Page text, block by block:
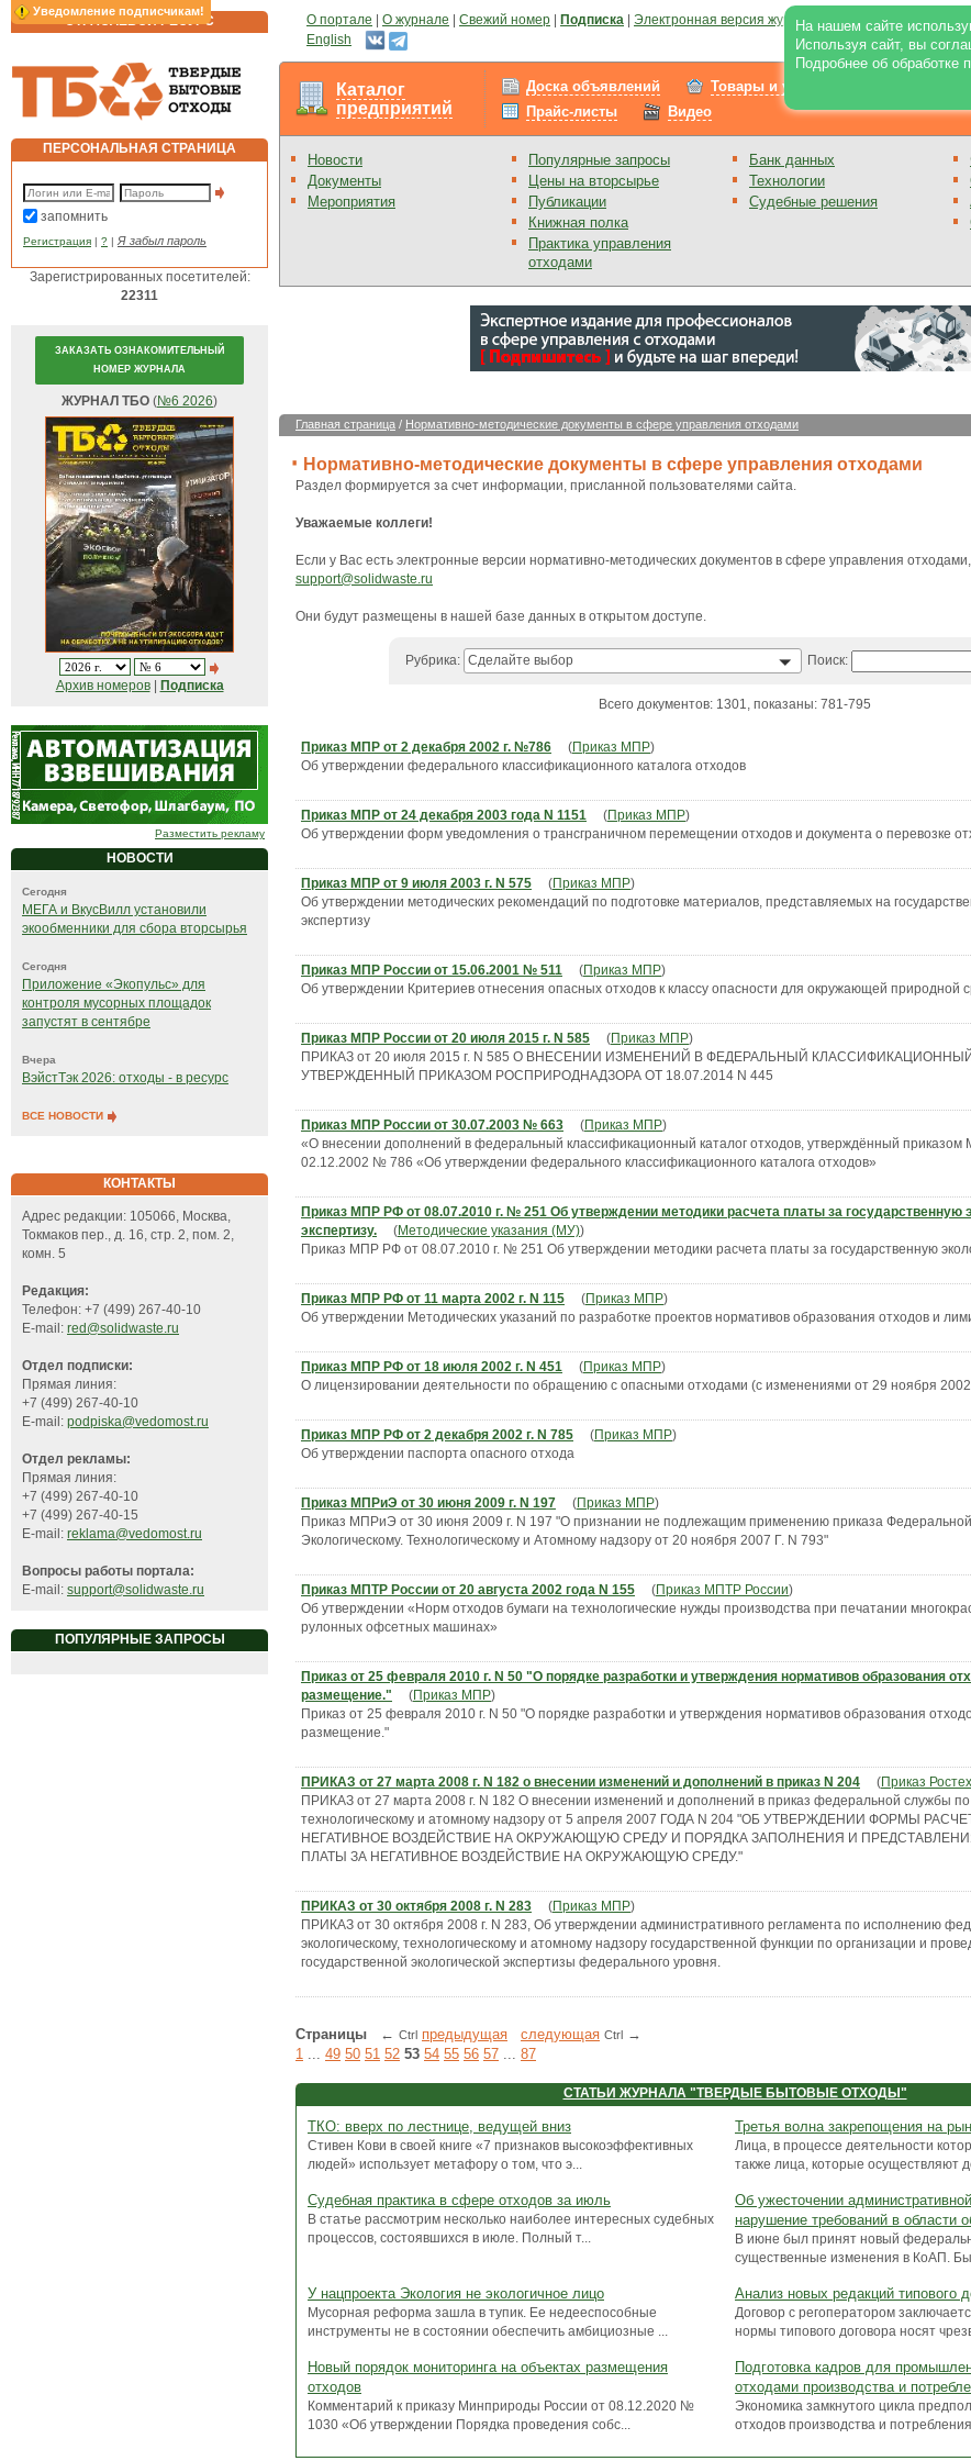
Уведомление подписчикам!
На нашем сайте
Используя сайт, вы
Подробнее об обработке
ОТРАСЛЕВОЙ РЕСУРС О портале О журнале Свежий номер Подписка Электронная версия журнала |Отзывы|Реклама на
English
ПЕРСОНАЛЬНАЯ СТРАНИЦА
запомнить
Регистрация | ? | Я забыл пароль
Зарегистрированных посетителей:
22311
ЗАКАЗАТЬ ОЗНАКОМИТЕЛЬНЫЙ
НОМЕР ЖУРНАЛА
ЖУРНАЛ ТБО (№6 2026)
Архив номеров| Подписка
Разместить рекламу
НОВОСТИ
Сегодня
МЕГА и ВкусВилл установили
экообменники для сбора вторсырья
Сегодня
Приложение «Экопульс» для
контроля мусорных площадок
запустят в сентябре
Вчера
ВэйстТэк 2026: отходы - в ресурс
ВСЕ НОВОСТИ
КОНТАКТЫ
Адрес редакции: 105066, Москва,
Токмаков пер., д. 16, стр. 2, пом. 2,
комн. 5
Редакция:
Телефон: +7 (499) 267-40-10
E-mail: red@solidwaste.ru
Отдел подписки:
Прямая линия:
+7 (499) 267-40-10
E-mail: podpiska@vedomost.ru
Отдел рекламы:
Прямая линия:
+7 (499) 267-40-10
+7 (499) 267-40-15
E-mail: reklama@vedomost.ru
Вопросы работы портала:
E-mail: support@solidwaste.ru
ПОПУЛЯРНЫЕ ЗАПРОСЫ
Каталог
предприятий
Доска объявлений Товары и услуги
Прайс-листы
Видео
Новости
Документы
Мероприятия
Популярные запросы
Цены на вторсырье
Публикации
Книжная полка
Практика управления
отходами
Банк данных
Технологии
Судебные решения
Главная страница / Нормативно-методические документы в сфере управления отходами
Нормативно-методические документы в сфере управления отходами
Раздел формируется за счет информации, присланной пользователями сайта.
Уважаемые коллеги!
Если у Вас есть электронные версии нормативно-методических документов в сфере управления
support@solidwaste.ru
Они будут размещены в нашей базе данных в открытом доступе.
Рубрика: Сделайте выбор Поиск:
Всего документов: 1301, показаны: 781-795
Приказ МПР от 2 декабря 2002 г. №786 (Приказ МПР)
Об утверждении федерального классификационного каталога отходов
Приказ МПР от 24 декабря 2003 года N 1151 (Приказ МПР)
Об утверждении форм уведомления о трансграничном перемещении отходов и документа о перевозке
Приказ МПР от 9 июля 2003 г. N 575 (Приказ МПР)
Об утверждении методических рекомендаций по подготовке материалов, представляемых на
экспертизу
Приказ МПР России от 15.06.2001 № 511 (Приказ МПР)
Об утверждении Критериев отнесения опасных отходов к классу опасности для окружающей природной
Приказ МПР России от 20 июля 2015 г. N 585 (Приказ МПР)
ПРИКАЗ от 20 июля 2015 г. N 585 О ВНЕСЕНИИ ИЗМЕНЕНИЙ В ФЕДЕРАЛЬНЫЙ
УТВЕРЖДЕННЫЙ ПРИКАЗОМ РОСПРИРОДНАДЗОРА ОТ 18.07.2014 N 445
Приказ МПР России от 30.07.2003 № 663 (Приказ МПР)
«О внесении дополнений в федеральный классификационный каталог отходов, утверждённый приказом
02.12.2002 № 786 «Об утверждении федерального классификационного каталога отходов»
Приказ МПР РФ от 08.07.2010 г. № 251 Об утверждении методики расчета платы за государственную
экспертизу. (Методические указания (МУ))
Приказ МПР РФ от 08.07.2010 г. № 251 Об утверждении методики расчета платы за государственную
Приказ МПР РФ от 11 марта 2002 г. N 115 (Приказ МПР)
Об утверждении Методических указаний по разработке проектов нормативов образования отходов и
Приказ МПР РФ от 18 июля 2002 г. N 451 (Приказ МПР)
О лицензировании деятельности по обращению с опасными отходами (с изменениями от 29 ноября 2002
Приказ МПР РФ от 2 декабря 2002 г. N 785 (Приказ МПР)
Об утверждении паспорта опасного отхода
Приказ МПРиЭ от 30 июня 2009 г. N 197 (Приказ МПР)
Приказ МПРиЭ от 30 июня 2009 г. N 197 "О признании не подлежащим применению приказа
Экологическому. Технологическому и Атомному надзору от 20 ноября 2007 Г. N 793"
Приказ МПТР России от 20 августа 2002 года N 155 (Приказ МПТР России)
Об утверждении «Норм отходов бумаги на технологические нужды производства при печатании
рулонных офсетных машинах»
Приказ от 25 февраля 2010 г. N 50 "О порядке разработки и утверждения нормативов образования
размещение." (Приказ МПР)
Приказ от 25 февраля 2010 г. N 50 "О порядке разработки и утверждения нормативов образования
размещение."
ПРИКАЗ от 27 марта 2008 г. N 182 о внесении изменений и дополнений в приказ N 204 (Приказ
ПРИКАЗ от 27 марта 2008 г. N 182 О внесении изменений и дополнений в приказ федеральной службы по
технологическому и атомному надзору от 5 апреля 2007 ГОДА N 204 "ОБ УТВЕРЖДЕНИИ ФОРМЫ
НЕГАТИВНОЕ ВОЗДЕЙСТВИЕ НА ОКРУЖАЮЩУЮ СРЕДУ И ПОРЯДКА ЗАПОЛНЕНИЯ И
ПЛАТЫ ЗА НЕГАТИВНОЕ ВОЗДЕЙСТВИЕ НА ОКРУЖАЮЩУЮ СРЕДУ."
ПРИКАЗ от 30 октября 2008 г. N 283 (Приказ МПР)
ПРИКАЗ от 30 октября 2008 г. N 283, Об утверждении административного регламента по исполнению
экологическому, технологическому и атомному надзору государственной функции по организации и
государственной экологической экспертизы федерального уровня.
Страницы ← Ctrl предыдущая cледующая Ctrl
→
1 ... 49 50 51 52 53 54 55 56 57 ... 87
СТАТЬИ ЖУРНАЛА "ТВЕРДЫЕ БЫТОВЫЕ ОТХОДЫ"
ТКО: вверх по лестнице, ведущей вниз
Стивен Кови в своей книге «7 признаков высокоэффективных
людей» использует метафору о том, что э...
Третья волна закрепощения на
Лица, в процессе деятельности
также лица, которые осуществляют
Судебная практика в сфере отходов за июль
В статье рассмотрим несколько наиболее интересных судебных
процессов, состоявшихся в июле. Полный т...
Об ужесточении
нарушение требований в области
В июне был принят новый
существенные изменения в КоАП.
У нацпроекта Экология не экологичное лицо
Мусорная реформа зашла в тупик. Ее недееспособные
инструменты не в состоянии обеспечить амбициозные ...
Анализ новых редакций типового
Договор с регоператором
нормы типового договора носят
Новый порядок мониторинга на объектах размещения
отходов
Комментарий к приказу Минприроды России от 08.12.2020 №
1030 «Об утверждении Порядка проведения собс...
Подготовка кадров для
отходами производства и
Экономика замкнутого цикла
отходов производства и